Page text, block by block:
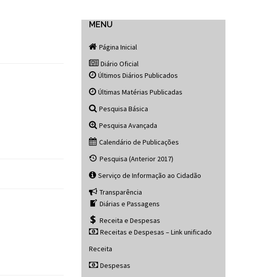
MENU
Página Inicial
Diário Oficial
Últimos Diários Publicados
Últimas Matérias Publicadas
Pesquisa Básica
Pesquisa Avançada
Calendário de Publicações
Pesquisa (Anterior 2017)
Serviço de Informação ao Cidadão
Transparência
Diárias e Passagens
Receita e Despesas
Receitas e Despesas – Link unificado
Receita
Despesas